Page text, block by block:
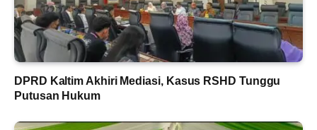
DPRD Kaltim Akhiri Mediasi, Kasus RSHD Tunggu
Putusan Hukum